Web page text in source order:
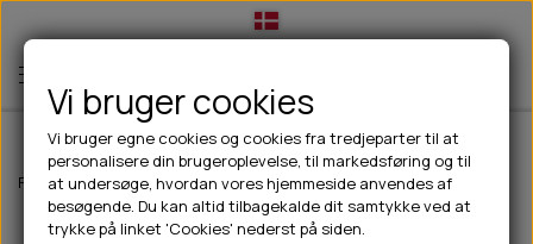
TIL HUND
💧FODER- VANDSKÅLE
TIL HUNDEEJER
Forside Outdoor Drikkeflasker/termoflasker Contigo Jackson 2.0
Vi bruger cookies
Vi bruger egne cookies og cookies fra tredjeparter til at
personalisere din brugeroplevelse, til markedsføring og til
at undersøge, hvordan vores hjemmeside anvendes af
besøgende. Du kan altid tilbagekalde dit samtykke ved at
trykke på linket 'Cookies' nederst på siden.